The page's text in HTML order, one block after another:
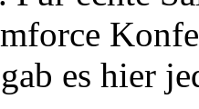
es hier